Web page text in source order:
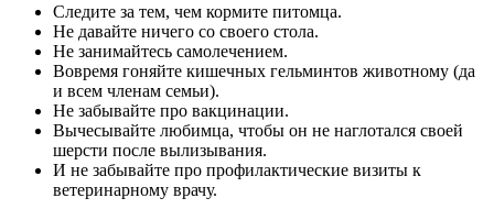
Следите за тем, чем кормите питомца.
Не давайте ничего со своего стола.
Не занимайтесь самолечением.
Вовремя гоняйте кишечных гельминтов животному (да
и всем членам семьи).
Не забывайте про вакцинации.
Вычесывайте любимца, чтобы он не наглотался своей
шерсти после вылизывания.
И не забывайте про профилактические визиты к
ветеринарному врачу.